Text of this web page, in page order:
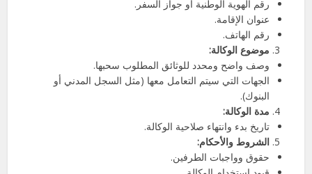
رقم الهوية الوطنية أو جواز السفر.
عنوان الإقامة.
رقم الهاتف.
موضوع الوكالة:
وصف واضح ومحدد للوثائق المطلوب سحبها.
الجهات التي سيتم التعامل معها (مثل السجل المدني أو
البنوك).
مدة الوكالة:
تاريخ بدء وانتهاء صلاحية الوكالة.
الشروط والأحكام:
حقوق وواجبات الطرفين.